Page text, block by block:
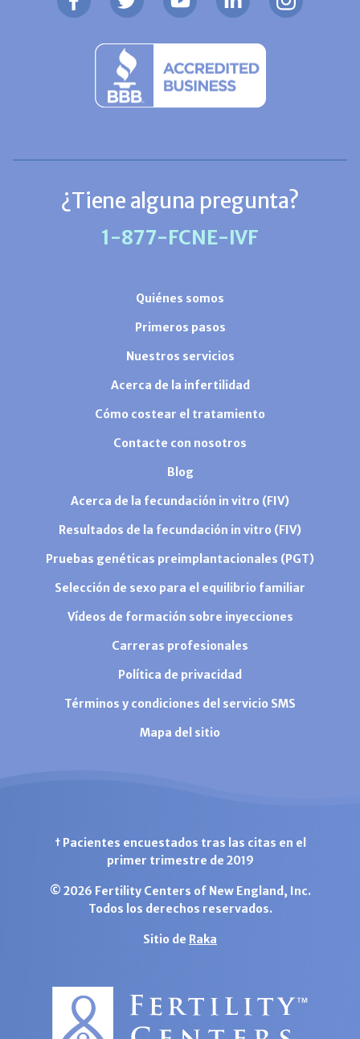
¿Tiene alguna pregunta?
1-877-FCNE-IVF
Quiénes somos
Primeros pasos
Nuestros servicios
Acerca de la infertilidad
Cómo costear el tratamiento
Contacte con nosotros
Blog
Acerca de la fecundación in vitro (FIV)
Resultados de la fecundación in vitro (FIV)
Pruebas genéticas preimplantacionales (PGT)
Selección de sexo para el equilibrio familiar
Vídeos de formación sobre inyecciones
Carreras profesionales
Política de privacidad
Términos y condiciones del servicio SMS
Mapa del sitio
† Pacientes encuestados tras las citas en el
primer trimestre de 2019
© 2026 Fertility Centers of New England, Inc.
Todos los derechos reservados.
Sitio de Raka